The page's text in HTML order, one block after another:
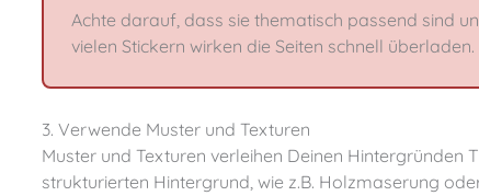
Achte darauf, dass sie thematisch passend sind
vielen Stickern wirken die Seiten schnell überladen.
3. Verwende Muster und Texturen
Muster und Texturen verleihen Deinen Hintergründen Tiefe und Charakter. Ein schlichtes Foto kann durch einen
strukturierten Hintergrund, wie z.B. Holzmaserung